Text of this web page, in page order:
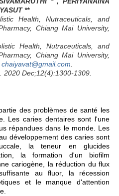
**
Health, Nutraceuticals, and
Chiang Mai University,
Health, Nutraceuticals, and
Chiang Mai University,
chaiyavat@gmail.com
2020 Dec;12(4):1300-1309.
des problèmes de santé les
Les caries dentaires sont l'une
répandues dans le monde. Les
développement des caries sont
la teneur en glucides
la formation d'un biofilm
cariogène, la réduction du flux
au fluor, la récession
et le manque d'attention